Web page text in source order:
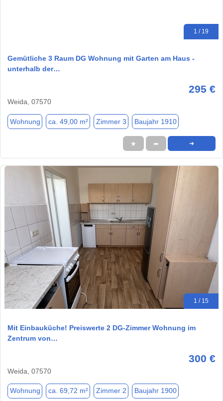
1 / 19
Gemütliche 3 Raum DG Wohnung mit Garten am Haus -
unterhalb der…
295 €
Weida, 07570
Wohnung ca. 49,00 m² Zimmer 3 Baujahr 1910
★ ➦ ➜
1 / 15
Mit Einbauküche! Preiswerte 2 DG-Zimmer Wohnung im
Zentrum von…
300 €
Weida, 07570
Wohnung ca. 69,72 m² Zimmer 2 Baujahr 1900